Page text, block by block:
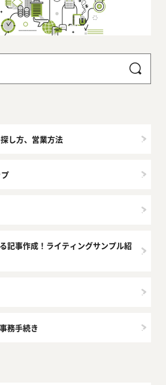
し方、営業方法
記事作成！ライティングサンプル紹
務手続き